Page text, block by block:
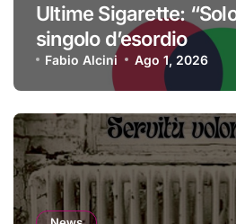
Ultime Sigarette:
singolo d’esordio
Fabio Alcini Ago 1, 2026